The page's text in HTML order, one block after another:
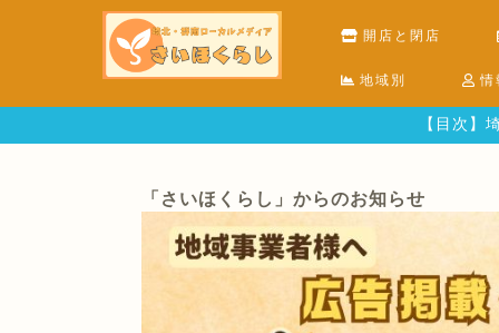
開店と閉店
地域別 情
【目次】
「さいほくらし」からのお知らせ